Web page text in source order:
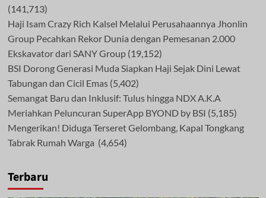
(141,713)
Haji Isam Crazy Rich Kalsel Melalui Perusahaannya Jhonlin
Group Pecahkan Rekor Dunia dengan Pemesanan 2.000
Ekskavator dari SANY Group (19,152)
BSI Dorong Generasi Muda Siapkan Haji Sejak Dini Lewat
Tabungan dan Cicil Emas (5,402)
Semangat Baru dan Inklusif: Tulus hingga NDX A.K.A
Meriahkan Peluncuran SuperApp BYOND by BSI (5,185)
Mengerikan! Diduga Terseret Gelombang, Kapal Tongkang
Tabrak Rumah Warga (4,654)
Terbaru